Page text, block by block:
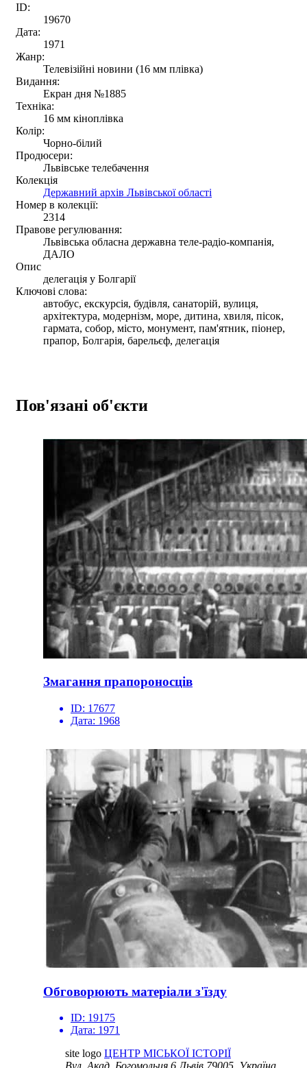
ID:
19670
Дата:
1971
Жанр:
Телевізійні новини (16 мм плівка)
Видання:
Екран дня №1885
Техніка:
16 мм кіноплівка
Колір:
Чорно-білий
Продюсери:
Львівське телебачення
Колекція
Державний архів Львівської області
Номер в колекції:
2314
Правове регулювання:
Львівська обласна державна теле-радіо-компанія,
ДАЛО
Опис
делегація у Болгарії
Ключові слова:
автобус, екскурсія, будівля, санаторій, вулиця,
архітектура, модернізм, море, дитина, хвиля, пісок,
гармата, собор, місто, монумент, пам'ятник, піонер,
прапор, Болгарія, барельєф, делегація
Пов'язані об'єкти
Змагання прапороносців
ID: 17677
Дата: 1968
Обговорюють матеріали з'їзду
ID: 19175
Дата: 1971
site logo ЦЕНТР МІСЬКОЇ ІСТОРІЇ